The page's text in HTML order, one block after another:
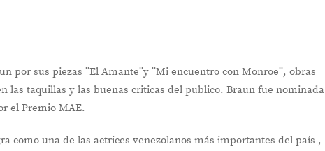
por sus piezas ¨El Amante¨y ¨Mi encuentro con Monroe¨, obras
las taquillas y las buenas criticas del publico. Braun fue nominada
el Premio MAE.
como una de las actrices venezolanos más importantes del país ,